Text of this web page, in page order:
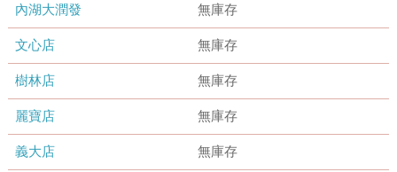
內湖大潤發 無庫存
文心店 無庫存
樹林店 無庫存
麗寶店 無庫存
義大店 無庫存